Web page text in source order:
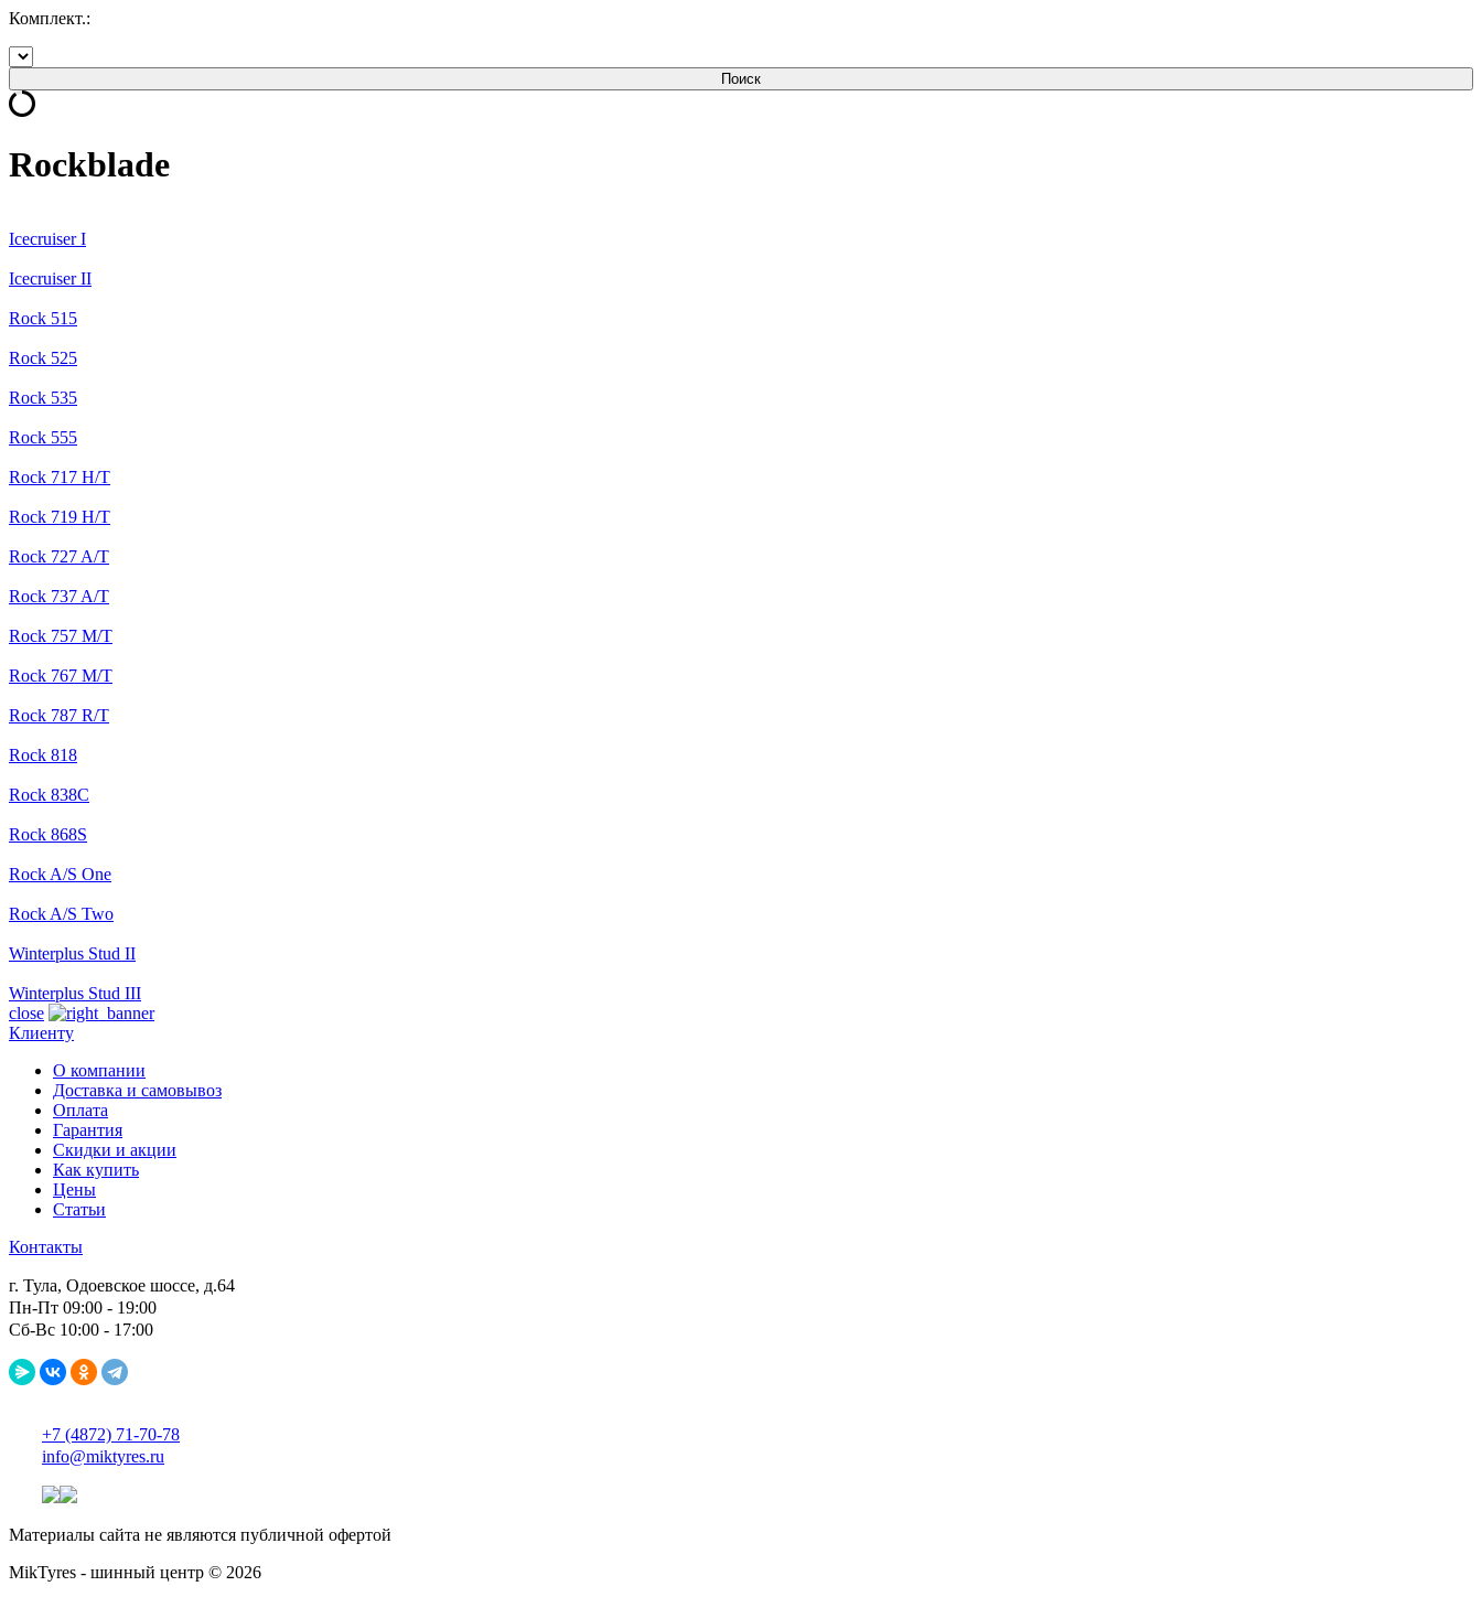
Комплект.:
Rockblade
Icecruiser I
Icecruiser II
Rock 515
Rock 525
Rock 535
Rock 555
Rock 717 H/T
Rock 719 H/T
Rock 727 A/T
Rock 737 A/T
Rock 757 M/T
Rock 767 M/T
Rock 787 R/T
Rock 818
Rock 838C
Rock 868S
Rock A/S One
Rock A/S Two
Winterplus Stud II
Winterplus Stud III
close
Клиенту
О компании
Доставка и самовывоз
Оплата
Гарантия
Скидки и акции
Как купить
Цены
Статьи
Контакты
г. Тула, Одоевское шоссе, д.64
Пн-Пт 09:00 - 19:00
Сб-Вс 10:00 - 17:00
+7 (4872) 71-70-78
info@miktyres.ru
Материалы сайта не являются публичной офертой
MikTyres - шинный центр © 2026